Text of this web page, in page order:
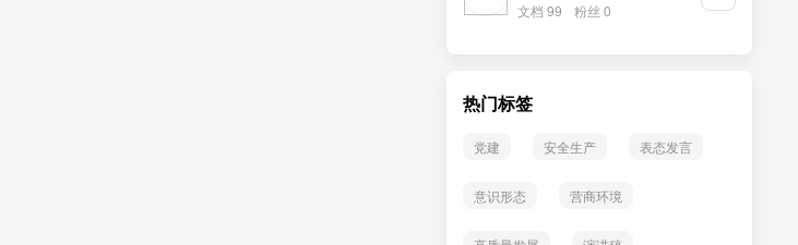
文档 99 粉丝 0
热门标签
党建 安全生产 表态发言
意识形态 营商环境